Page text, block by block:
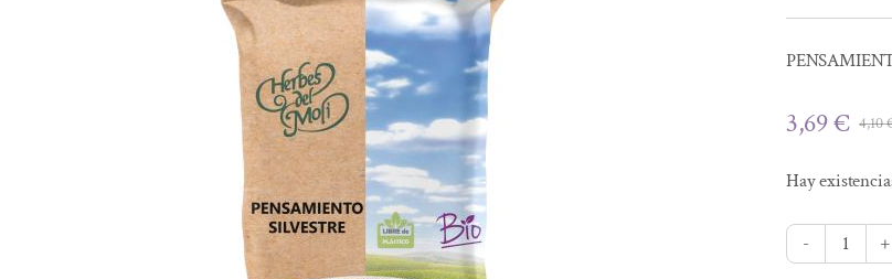
4,10
3,69€
Hay